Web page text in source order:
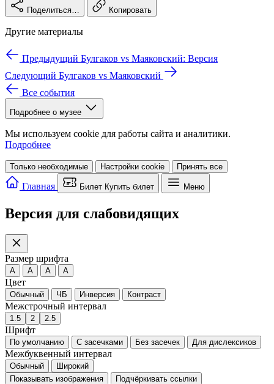
Поделиться… Копировать
Другие материалы
Предыдущий Булгаков vs Маяковский: Версия
Следующий Булгаков vs Маяковский
Все события
Подробнее о музее
Мы используем cookie для работы сайта и аналитики.
Подробнее
Только необходимые Настройки cookie Принять все
Главная Билет Купить билет Меню
Версия для слабовидящих
Размер шрифта
A A A A
Цвет
Обычный ЧБ Инверсия Контраст
Межстрочный интервал
1.5 2 2.5
Шрифт
По умолчанию С засечками Без засечек Для дислексиков
Межбуквенный интервал
Обычный
Широкий
Показывать изображения
Подчёркивать ссылки